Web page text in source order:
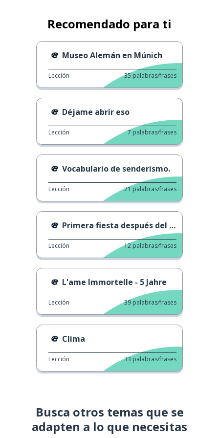
Recomendado para ti
Museo Alemán en Múnich
Lección 35 palabras/frases
Déjame abrir eso
Lección 7 palabras/frases
Vocabulario de senderismo.
Lección 21 palabras/frases
Primera fiesta después del confinamiento
Lección 12 palabras/frases
L'ame Immortelle - 5 Jahre
Lección 39 palabras/frases
Clima
Lección 33 palabras/frases
Busca otros temas que se
adapten a lo que necesitas